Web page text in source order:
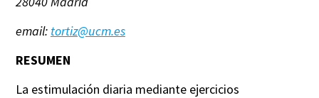
email: tortiz@ucm.es
RESUMEN
La estimulación diaria mediante ejercicios